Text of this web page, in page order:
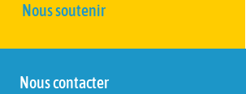
Nous soutenir
Nous contacter